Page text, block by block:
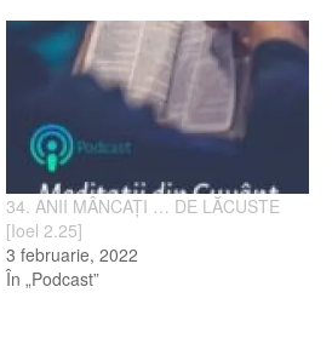
34. ANII MÂNCAŢI … DE LĂCUSTE
[Ioel 2.25]
3 februarie, 2022
În „Podcast”